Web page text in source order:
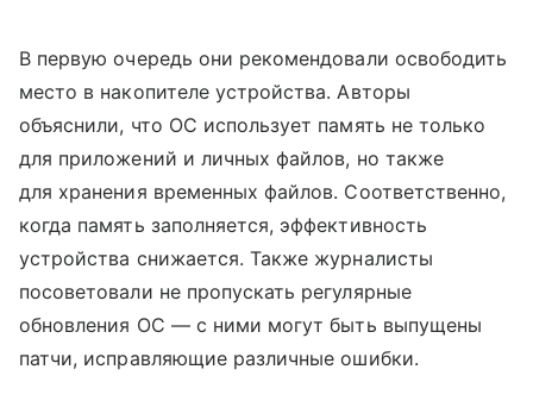
В первую очередь они рекомендовали освободить
место в накопителе устройства. Авторы
объяснили, что ОС использует память не только
для приложений и личных файлов, но также
для хранения временных файлов. Соответственно,
когда память заполняется, эффективность
устройства снижается. Также журналисты
посоветовали не пропускать регулярные
обновления ОС — с ними могут быть выпущены
патчи, исправляющие различные ошибки.